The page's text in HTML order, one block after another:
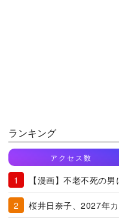
ランキング
アクセス数
【漫画】不老不死の
桜井日奈子、2027年